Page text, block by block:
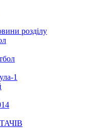
розділу
1